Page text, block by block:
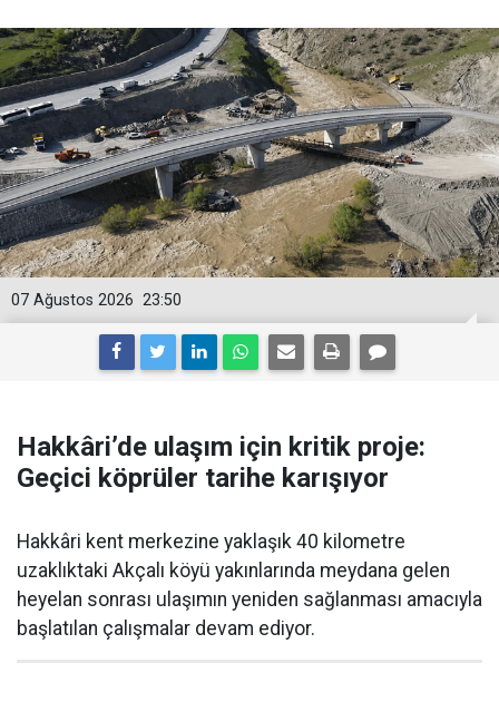
23:50
07 Ağustos 2026
Hakkâri’de ulaşım için kritik proje:
Geçici köprüler tarihe karışıyor
Hakkâri kent merkezine yaklaşık 40 kilometre
uzaklıktaki Akçalı köyü yakınlarında meydana gelen
heyelan sonrası ulaşımın yeniden sağlanması amacıyla
başlatılan çalışmalar devam ediyor.